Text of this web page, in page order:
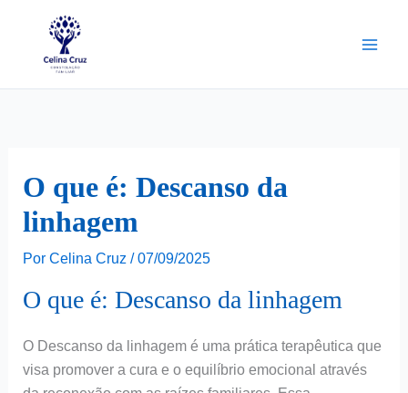
O que é: Descanso da
linhagem
Por Celina Cruz / 07/09/2025
O que é: Descanso da linhagem
O Descanso da linhagem é uma prática terapêutica que
visa promover a cura e o equilíbrio emocional através